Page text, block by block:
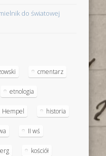
do światowej
cmentarz
etnologia
Hempel historia
II wś
kościół